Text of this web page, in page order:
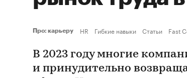
Про: карьеру HR Гибкие навыки Статьи Fast
В 2023 году многие
и принудительно